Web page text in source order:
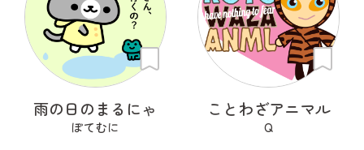
雨の日のまるにゃ
ぽてむに
ことわざアニマル
Q